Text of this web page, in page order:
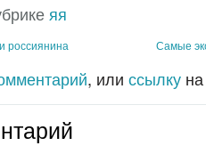
яя
россиянина Самые
, или ссылку